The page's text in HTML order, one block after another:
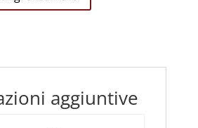
aggiuntive